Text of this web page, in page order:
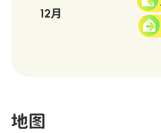
12月
地图